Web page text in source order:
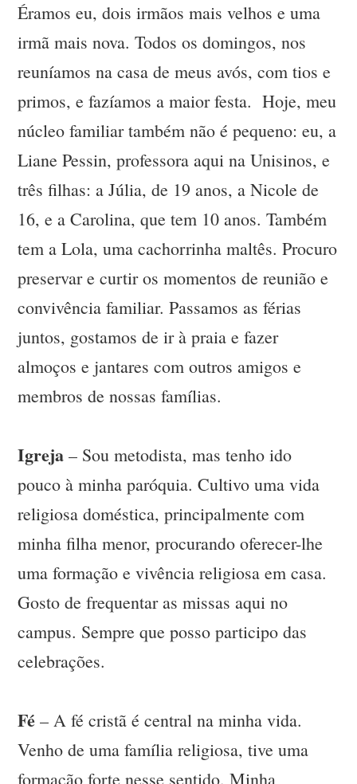
Éramos eu, dois irmãos mais velhos e uma
irmã mais nova. Todos os domingos, nos
reuníamos na casa de meus avós, com tios e
primos, e fazíamos a maior festa. Hoje, meu
núcleo familiar também não é pequeno: eu, a
Liane Pessin, professora aqui na Unisinos, e
três filhas: a Júlia, de 19 anos, a Nicole de
16, e a Carolina, que tem 10 anos. Também
tem a Lola, uma cachorrinha maltês. Procuro
preservar e curtir os momentos de reunião e
convivência familiar. Passamos as férias
juntos, gostamos de ir à praia e fazer
almoços e jantares com outros amigos e
membros de nossas famílias.
Igreja – Sou metodista, mas tenho ido
pouco à minha paróquia. Cultivo uma vida
religiosa doméstica, principalmente com
minha filha menor, procurando oferecer-lhe
uma formação e vivência religiosa em casa.
Gosto de frequentar as missas aqui no
campus. Sempre que posso participo das
celebrações.
Fé – A fé cristã é central na minha vida.
Venho de uma família religiosa, tive uma
formação forte nesse sentido. Minha